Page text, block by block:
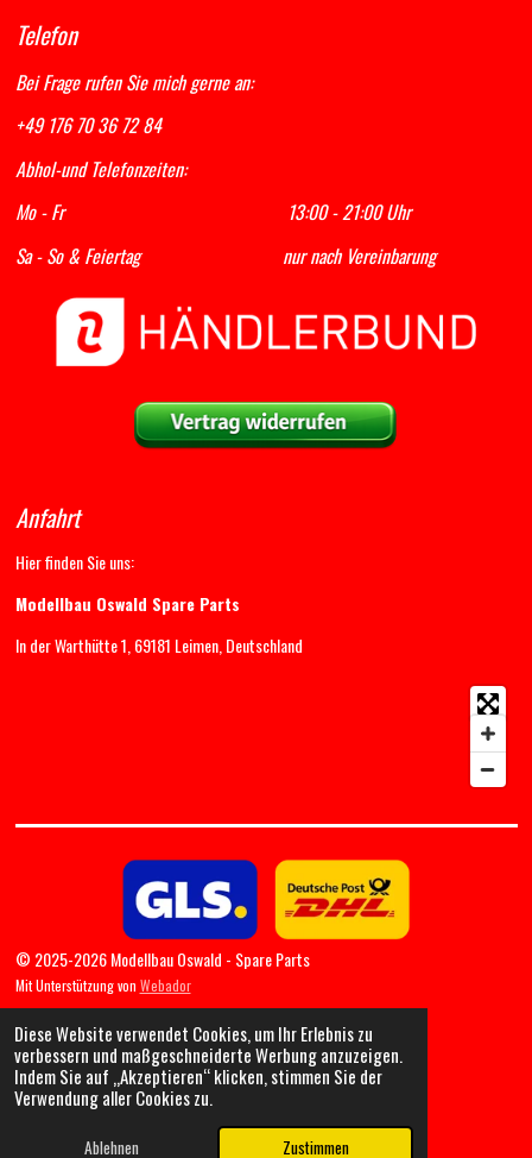
Diese Website verwendet Cookies, um Ihr Erlebnis zu
verbessern und maßgeschneiderte Werbung anzuzeigen.
Indem Sie auf „Akzeptieren“ klicken, stimmen Sie der
Verwendung aller Cookies zu.
Ablehnen Zustimmen
Telefon
Bei Frage rufen Sie mich gerne an:
+49 176 70 36 72 84
Abhol-und Telefonzeiten:
Mo - Fr 13:00 - 21:00 Uhr
Sa - So & Feiertag nur nach Vereinbarung
Anfahrt
Hier finden Sie uns:
Modellbau Oswald Spare Parts
In der Warthütte 1, 69181 Leimen, Deutschland
© 2025-2026 Modellbau Oswald - Spare Parts
Mit Unterstützung von Webador